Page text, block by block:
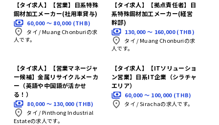
【タイ求人】【営業】日系特殊
鋼材加工メーカー(社用車貸与)
60,000 〜 80,000 (THB)
タイ /Muang Chonburiの求
人です。
【タイ求人】【拠点責任者】日
系特殊鋼材加工メーカー(経営
幹部)
130,000 〜 160,000 (THB)
タイ /Muang Chonburiの求
人です。
【タイ求人】【営業マネージャ
ー候補】金属リサイクルメーカ
ー（英語や中国語が活かせ
る！）
80,000 〜 130,000 (THB)
タイ /Pinthong Industrial
Estateの求人です。
【タイ求人】【ITソリューショ
ン営業】日系IT企業（シラチャ
エリア）
60,000 〜 100,000 (THB)
タイ /Sirachaの求人です。